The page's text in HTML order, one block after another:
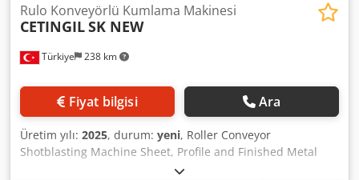
Türkiye 238 km
Rulo Konveyörlü Kumlama Makinesi
CETINGILSK NEW
Fiyat bilgisi Ara
Üretim yılı: 2025, durum: yeni, Roller Conveyor
Shotblasting Machine Sheet, Profile and Finished Metal
Product Blasting Machine: It consists of Cabin, Turbine